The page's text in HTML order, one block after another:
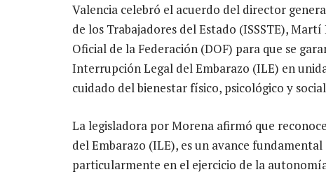
Valencia celebró el acuerdo del director
de los Trabajadores del Estado (ISSSTE),
Oficial de la Federación (DOF) para que se
Interrupción Legal del Embarazo (ILE) en
cuidado del bienestar físico, psicológico y
La legisladora por Morena afirmó que
del Embarazo (ILE), es un avance
particularmente en el ejercicio de la